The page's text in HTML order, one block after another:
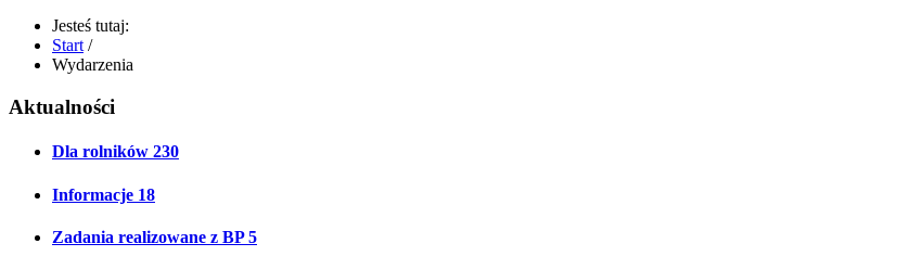
Jesteś tutaj:
Start /
Wydarzenia
Aktualności
Dla rolników 230
Informacje 18
Zadania realizowane z BP5